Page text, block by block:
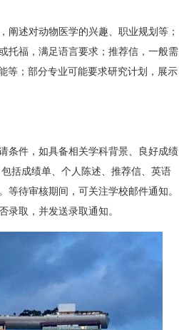
阐述对动物医学的兴趣、职业规划等；
托福，满足语言要求；推荐信，一般需
等；部分专业可能要求研究计划，展示
条件，如具备相关学科背景、良好成绩
括成绩单、个人陈述、推荐信、英语
待审核期间，可关注学校邮件通知。
录取，并发送录取通知。